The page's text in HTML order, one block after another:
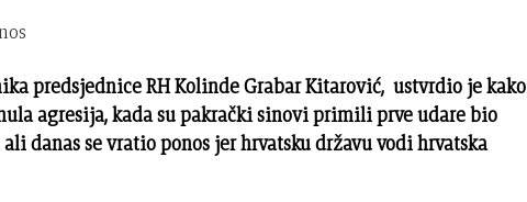
predsjednice RH Kolinde Grabar Kitarović, ustvrdio je kako
agresija, kada su pakrački sinovi primili prve udare bio
danas se vratio ponos jer hrvatsku državu vodi hrvatska